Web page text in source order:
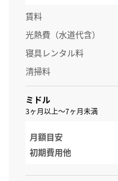
賃料
光熱費（水道代含）
寝具レンタル料
清掃料
ミドル
3ヶ月以上～7ヶ月未満
月額目安
初期費用他